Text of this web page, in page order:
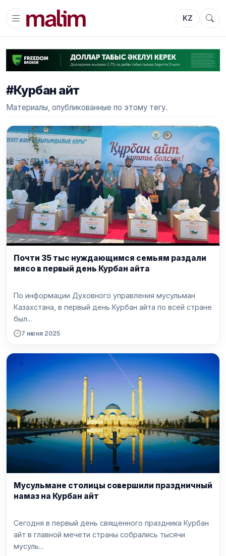
KZ
#Курбан айт
Материалы, опубликованные по этому тегу.
Почти 35 тыс нуждающимся семьям раздали
мясо в первый день Курбан айта
По информации Духовного управления мусульман
Казахстана, в первый день Курбан айта по всей стране
был...
7 июня 2025
Мусульмане столицы совершили праздничный
намаз на Курбан айт
Сегодня в первый день священного праздника Курбан
айт в главной мечети страны собрались тысячи
мусуль...